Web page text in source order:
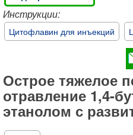
Инструкции:
Цитофлавин для инъекций
Острое тяжелое
отравление 1,4-
этанолом с